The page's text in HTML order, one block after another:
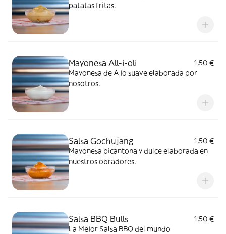
patatas fritas.
Mayonesa All-i-oli
1,50 €
Mayonesa de Ajo suave elaborada por
nosotros.
Salsa Gochujang
1,50 €
Mayonesa picantona y dulce elaborada en
nuestros obradores.
Salsa BBQ Bulls
1,50 €
La Mejor Salsa BBQ del mundo